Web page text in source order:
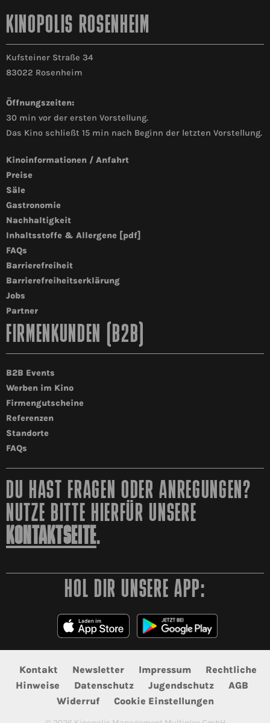
KINOPOLIS ROSENHEIM
Kufsteiner Straße 34
83022 Rosenheim
Öffnungszeiten:
30 min vor der ersten Vorstellung.
Das Kino schließt 15 min nach Beginn der letzten Vorstellung.
Kinoinformationen / Anfahrt
Preise
Säle
Gastronomie
Nachhaltigkeit
Inhaltsstoffe & Allergene [pdf]
FAQs
Barrierefreiheit
Barrierefreiheitserklärung
Jobs
Partner
FIRMENKUNDEN (B2B)
B2B Events
Werben im Kino
Firmengutscheine
Referenzen
Standorte
FAQs
DU HAST FRAGEN ODER ANREGUNGEN?
NUTZE BITTE HIERFÜR UNSERE
KONTAKTSEITE.
HOL DIR UNSERE APP:
Kontakt Newsletter Impressum
Rechtliche
Hinweise
Datenschutz Jugendschutz
AGB
Widerruf
Cookie Einstellungen